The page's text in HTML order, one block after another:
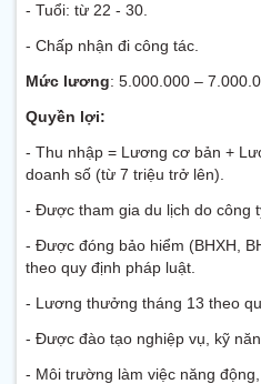
- Tuổi: từ 22 - 30.
- Chấp nhận đi công tác.
Mức lương: 5.000.000 –
Quyền lợi:
- Thu nhập = Lương cơ bản +
doanh số (từ 7 triệu trở lên).
- Được tham gia du lịch do công
- Được đóng bảo hiểm (BHXH,
theo quy định pháp luật.
- Lương thưởng tháng 13 theo
- Được đào tạo nghiệp vụ, kỹ
- Môi trường làm việc năng